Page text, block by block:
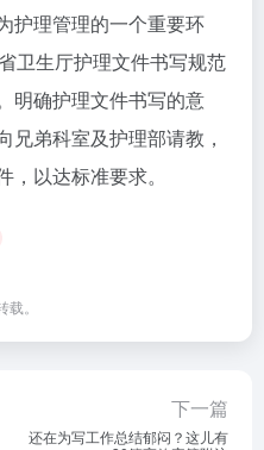
护理管理的一个重要环
卫生厅护理文件书写规范
明确护理文件书写的意
兄弟科室及护理部请教，
以达标准要求。
。
下一篇
还在为写工作总结郁闷？这儿有